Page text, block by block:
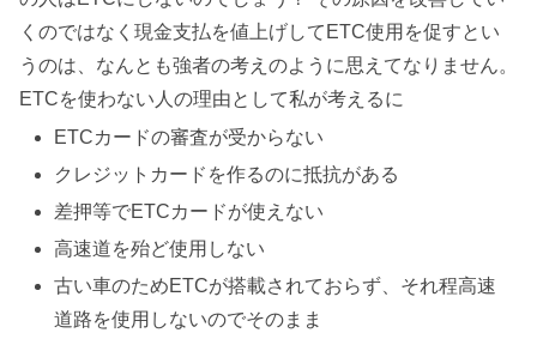
くのではなく現金支払を値上げしてETC使用を促すとい
うのは、なんとも強者の考えのように思えてなりません。
ETCを使わない人の理由として私が考えるに
ETCカードの審査が受からない
クレジットカードを作るのに抵抗がある
差押等でETCカードが使えない
高速道を殆ど使用しない
古い車のためETCが搭載されておらず、それ程高速
道路を使用しないのでそのまま